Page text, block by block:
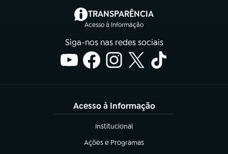
TRANSPARÊNCIA
Acesso à Informação
(abre em nova aba)
Siga-nos nas redes sociais
Acesso à Informação
Institucional
(abre em nova aba)
Ações e Programas
(abre em nova aba)